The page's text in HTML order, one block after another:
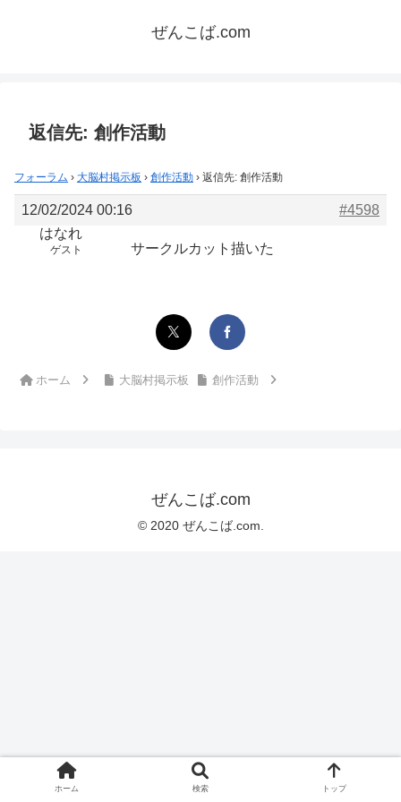
ぜんこば.com
返信先: 創作活動
フォーラム › 大脳村掲示板 › 創作活動 › 返信先: 創作活動
12/02/2024 00:16
#4598
はなれ
ゲスト サークルカット描いた
ホーム 大脳村掲示板 創作活動
ぜんこば.com
© 2020 ぜんこば.com.
ホーム 検索 トップ